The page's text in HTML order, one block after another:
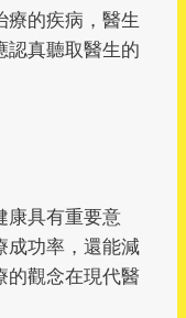
療的疾病，醫生
認真聽取醫生的
康具有重要意
成功率，還能減
的觀念在現代醫